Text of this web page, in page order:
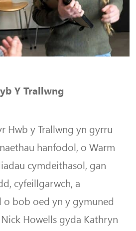
Y Trallwng
Hwb y Trallwng yn gyrru
hanfodol, o Warm
cymdeithasol, gan
cyfeillgarwch, a
bob oed yn y gymuned
Howells gyda Kathryn